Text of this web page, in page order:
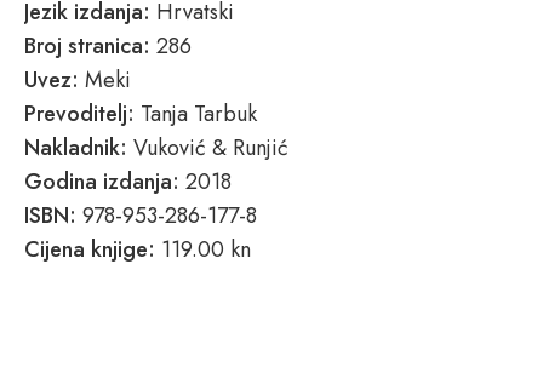
Jezik izdanja: Hrvatski
Broj stranica: 286
Uvez: Meki
Prevoditelj: Tanja Tarbuk
Nakladnik: Vuković & Runjić
Godina izdanja: 2018
ISBN: 978-953-286-177-8
Cijena knjige: 119.00 kn